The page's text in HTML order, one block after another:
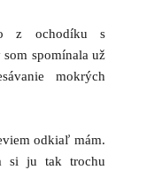
z ochodíku s
spomínala už
mokrých
odkiaľ mám.
si ju tak trochu